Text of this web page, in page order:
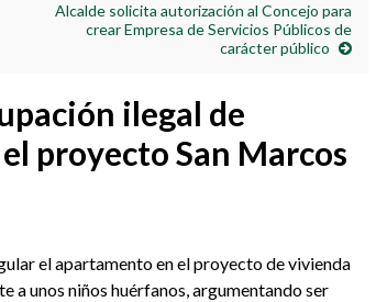
Alcalde solicita autorización al Concejo para
crear Empresa de Servicios Públicos de
carácter público
ilegal de
proyecto San Marcos
el apartamento en el proyecto de vivienda
a unos niños huérfanos, argumentando ser